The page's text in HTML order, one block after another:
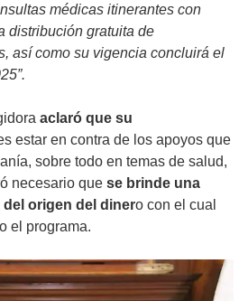
médicas itinerantes con
distribución gratuita de
así como su vigencia concluirá el
aclaró que su
estar en contra de los apoyos que
sobre todo en temas de salud,
necesario que se brinde una
del origen del dinero con el cual
el programa.